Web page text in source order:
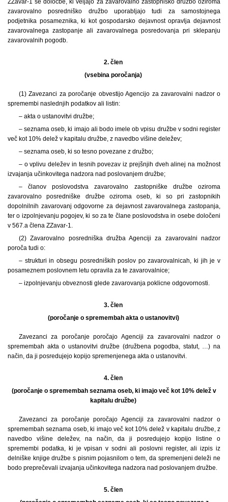
ZZavar-1 se določbe, ki veljajo za zavarovalno zastopniško družbo oziroma
zavarovalno posredniško družbo uporabljajo tudi za samostojnega
podjetnika posameznika, ki kot gospodarsko dejavnost opravlja dejavnost
zavarovalnega zastopanje ali zavarovalnega posredovanja pri sklepanju
zavarovalnih pogodb.
2. člen
(vsebina poročanja)
(1) Zavezanci za poročanje obvestijo Agencijo za zavarovalni nadzor o
spremembi naslednjih podatkov ali listin:
– akta o ustanovitvi družbe;
– seznama oseb, ki imajo ali bodo imele ob vpisu družbe v sodni register
več kot 10% delež v kapitalu družbe, z navedbo višine deležev;
– seznama oseb, ki so tesno povezane z družbo;
– o vplivu deležev in tesnih povezav iz prejšnjih dveh alinej na možnost
izvajanja učinkovitega nadzora nad poslovanjem družbe;
– članov poslovodstva zavarovalno zastopniške družbe oziroma
zavarovalno posredniške družbe oziroma oseb, ki so pri zastopnikih
dopolnilnih zavarovanj odgovorne za dejavnost zavarovalnega zastopanja,
ter o izpolnjevanju pogojev, ki so za te člane poslovodstva in osebe določeni
v 567.a člena ZZavar-1.
(2) Zavarovalno posredniška družba Agenciji za zavarovalni nadzor
poroča tudi o:
– strukturi in obsegu posredniških poslov po zavarovalnicah, ki jih je v
posameznem poslovnem letu opravila za te zavarovalnice;
– izpolnjevanju obveznosti glede zavarovanja poklicne odgovornosti.
3. člen
(poročanje o spremembah akta o ustanovitvi)
Zavezanci za poročanje poročajo Agenciji za zavarovalni nadzor o
spremembah akta o ustanovitvi družbe (družbena pogodba, statut, …) na
način, da ji posredujejo kopijo spremenjenega akta o ustanovitvi.
4. člen
(poročanje o spremembah seznama oseb, ki imajo več kot 10% delež v
kapitalu družbe)
Zavezanci za poročanje poročajo Agenciji za zavarovalni nadzor o
spremembah seznama oseb, ki imajo več kot 10% delež v kapitalu družbe, z
navedbo višine deležev, na način, da ji posredujejo kopijo listine o
spremembi podatka, ki je vpisan v sodni ali poslovni register, ali izpis iz
delniške knjige družbe s pisnim pojasnilom o tem, da spremenjeni deleži ne
bodo preprečevali izvajanja učinkovitega nadzora nad poslovanjem družbe.
5. člen